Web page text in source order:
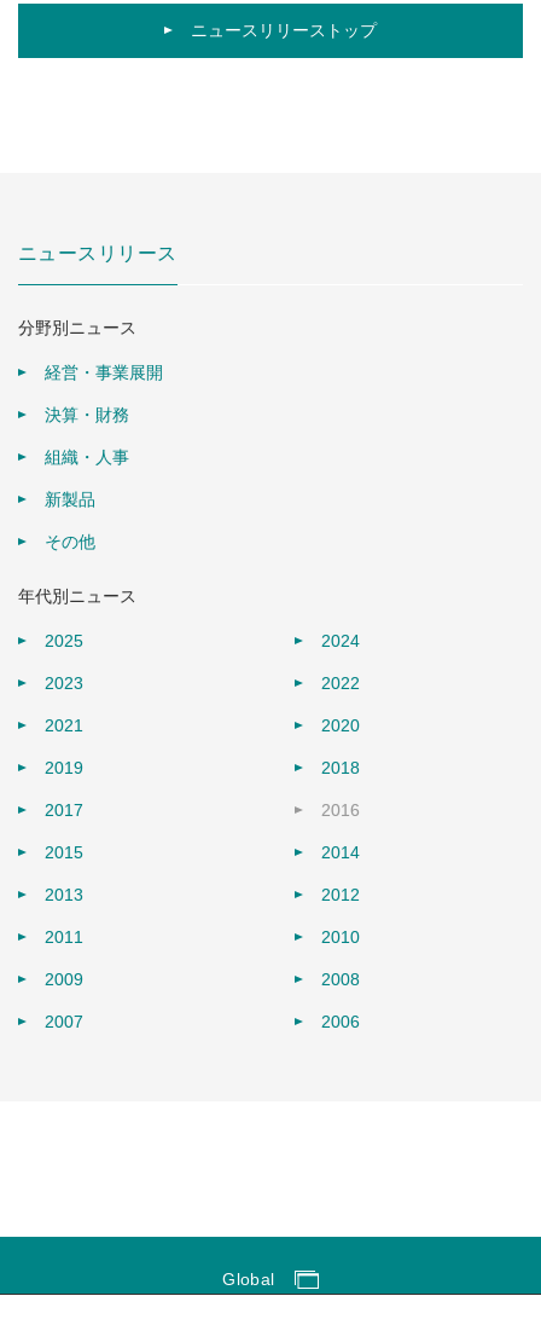
ニュースリリーストップ
ニュースリリース
分野別ニュース
経営・事業展開
決算・財務
組織・人事
新製品
その他
年代別ニュース
2025 2024
2023 2022
2021 2020
2019 2018
2017 2016
2015 2014
2013 2012
2011 2010
2009 2008
2007 2006
Global